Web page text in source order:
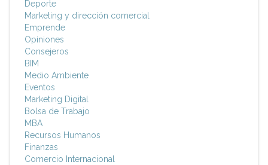
Deporte
Marketing y dirección comercial
Emprende
Opiniones
Consejeros
BIM
Medio Ambiente
Eventos
Marketing Digital
Bolsa de Trabajo
MBA
Recursos Humanos
Finanzas
Comercio Internacional